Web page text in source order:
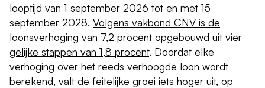
looptijd van 1 september 2026 tot en met 15
september 2028. Volgens vakbond CNV is de
loonsverhoging van 7,2 procent opgebouwd uit vier
gelijke stappen van 1,8 procent. Doordat elke
verhoging over het reeds verhoogde loon wordt
berekend, valt de feitelijke groei iets hoger uit, op